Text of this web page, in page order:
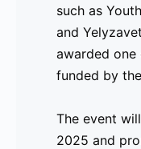
such as
and
awarded
funded by
The event
2025 and
Visitas de
El proyecto
de la